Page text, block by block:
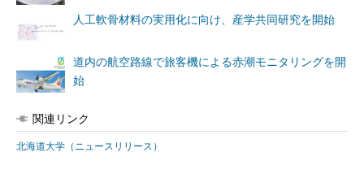
人工軟骨材料の実用化に向け、産学共同研究を開始
道内の航空路線で旅客機による赤潮モニタリングを開
始
関連リンク
北海道大学（ニュースリリース）